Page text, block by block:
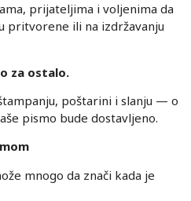
prijateljima i voljenima da
pritvorene ili na izdržavanju
za ostalo.
poštarini i slanju — o
pismo bude dostavljeno.
mnogo da znači kada je